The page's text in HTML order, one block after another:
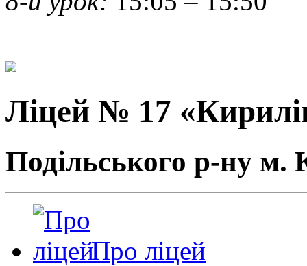
Ліцей № 17
Подільського р-ну м.
Про ліцей